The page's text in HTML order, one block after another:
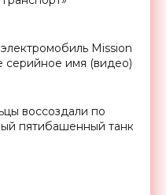
Mission
серийное имя (видео)
воссоздали по
пятибашенный танк